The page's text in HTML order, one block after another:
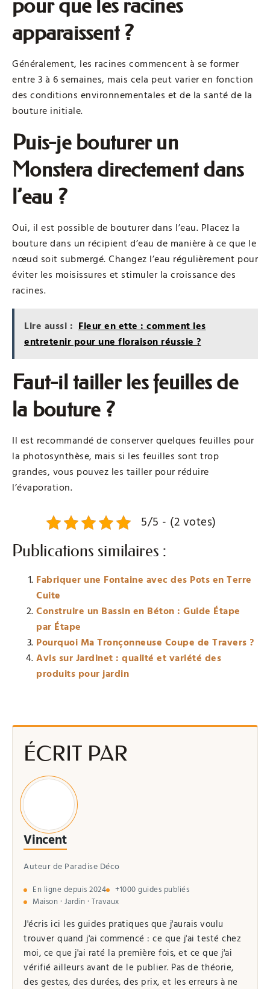
pour que les racines
apparaissent ?
Généralement, les racines commencent à se former
entre 3 à 6 semaines, mais cela peut varier en fonction
des conditions environnementales et de la santé de la
bouture initiale.
Puis-je bouturer un
Monstera directement dans
l’eau ?
Oui, il est possible de bouturer dans l’eau. Placez la
bouture dans un récipient d’eau de manière à ce que le
nœud soit submergé. Changez l’eau régulièrement pour
éviter les moisissures et stimuler la croissance des
racines.
Lire aussi : Fleur en ette : comment les
entretenir pour une floraison réussie ?
Faut-il tailler les feuilles de
la bouture ?
Il est recommandé de conserver quelques feuilles pour
la photosynthèse, mais si les feuilles sont trop
grandes, vous pouvez les tailler pour réduire
l’évaporation.
5/5 - (2 votes)
Publications similaires :
Fabriquer une Fontaine avec des Pots en Terre
Cuite
Construire un Bassin en Béton : Guide Étape
par Étape
Pourquoi Ma Tronçonneuse Coupe de Travers ?
Avis sur Jardinet : qualité et variété des
produits pour jardin
ÉCRIT PAR
Vincent
Auteur de Paradise Déco
En ligne depuis 2024
+1000 guides publiés
Maison · Jardin · Travaux
J'écris ici les guides pratiques que j'aurais voulu
trouver quand j'ai commencé : ce que j'ai testé chez
moi, ce que j'ai raté la première fois, et ce que j'ai
vérifié ailleurs avant de le publier. Pas de théorie,
des gestes, des durées, des prix, et les erreurs à ne